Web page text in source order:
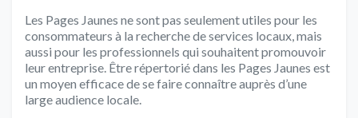
Les Pages Jaunes ne sont pas seulement utiles pour les
consommateurs à la recherche de services locaux, mais
aussi pour les professionnels qui souhaitent promouvoir
leur entreprise. Être répertorié dans les Pages Jaunes est
un moyen efficace de se faire connaître auprès d’une
large audience locale.